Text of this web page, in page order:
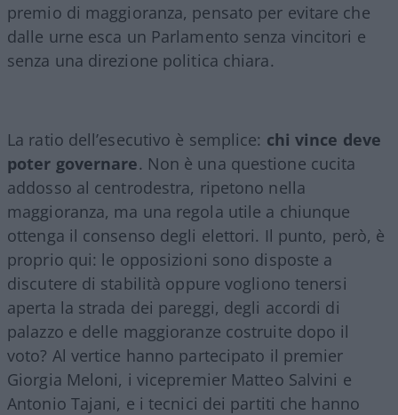
premio di maggioranza, pensato per evitare che
dalle urne esca un Parlamento senza vincitori e
senza una direzione politica chiara.
La ratio dell’esecutivo è semplice: chi vince deve
poter governare. Non è una questione cucita
addosso al centrodestra, ripetono nella
maggioranza, ma una regola utile a chiunque
ottenga il consenso degli elettori. Il punto, però, è
proprio qui: le opposizioni sono disposte a
discutere di stabilità oppure vogliono tenersi
aperta la strada dei pareggi, degli accordi di
palazzo e delle maggioranze costruite dopo il
voto? Al vertice hanno partecipato il premier
Giorgia Meloni, i vicepremier Matteo Salvini e
Antonio Tajani, e i tecnici dei partiti che hanno